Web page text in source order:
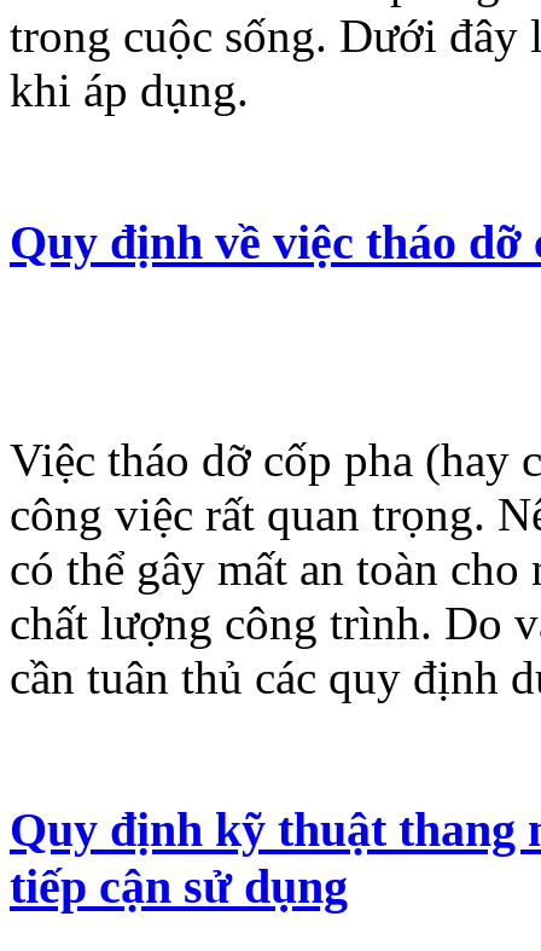
trong cuộc sống. Dưới
khi áp dụng.
Quy định về việc tháo dỡ
Việc tháo dỡ cốp pha (hay
công việc rất quan trọng.
có thể gây mất an toàn
chất lượng công trình. Do
cần tuân thủ các quy định
Quy định kỹ thuật thang
tiếp cận sử dụng